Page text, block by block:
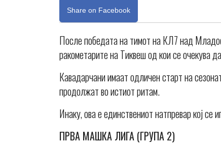
Share on Facebook
После победата на тимот на КЛ7 над
ракометарите на Тиквеш од кои се очекува
Кавадарчани имаат одличен старт на
продолжат во истиот ритам.
Инаку, ова е единствениот натпревар кој
ПРВА МАШКА ЛИГА (ГРУПА 2)